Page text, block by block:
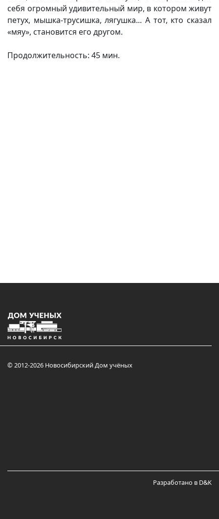
себя огромный удивительный мир, в котором живут
петух, мышка-трусишка, лягушка... А тот, кто сказал
«мяу», становится его другом.
Продолжительность: 45 мин.
© 2012-2026 Новосибирский Дом учёных
Разработано в D&K